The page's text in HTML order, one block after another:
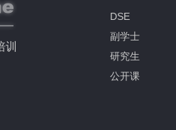
训
DSE
副学士
研究生
公开课